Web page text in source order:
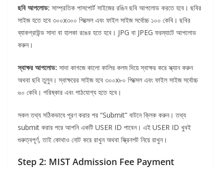
ছবি আপলোড: সাম্প্রতিক পাসপোর্ট সাইজের রঙিন ছবি আপলোড করতে হবে। ছবির
সাইজ হতে হবে ৩০০x৩০০ পিক্সেল এবং ফাইল সাইজ সর্বোচ্চ ১০০ কেবি। ছবির
ব্যাকগ্রাউন্ড সাদা বা হালকা রঙের হতে হবে। JPG বা JPEG ফরম্যাটে আপলোড
করুন।
স্বাক্ষর আপলোড: সাদা কাগজে কালো কালির কলম দিয়ে স্বাক্ষর করে স্ক্যান করুন
অথবা ছবি তুলুন। স্বাক্ষরের সাইজ হবে ৩০০x৮০ পিক্সেল এবং ফাইল সাইজ সর্বোচ্চ
৬০ কেবি। পরিষ্কার এবং পাঠযোগ্য হতে হবে।
সকল তথ্য সঠিকভাবে পূরণ করার পর “Submit” বাটনে ক্লিক করুন। তথ্য
submit করার পরে আপনি একটি USER ID পাবেন। এই USER ID খুবই
গুরুত্বপূর্ণ, তাই কোথাও নোট করে রাখুন অথবা স্ক্রিনশট নিয়ে রাখুন।
Step 2: MIST Admission Fee Payment